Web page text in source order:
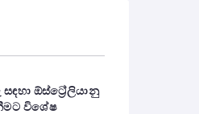
ඕස්ට්‍රේලියානු
විශේෂ